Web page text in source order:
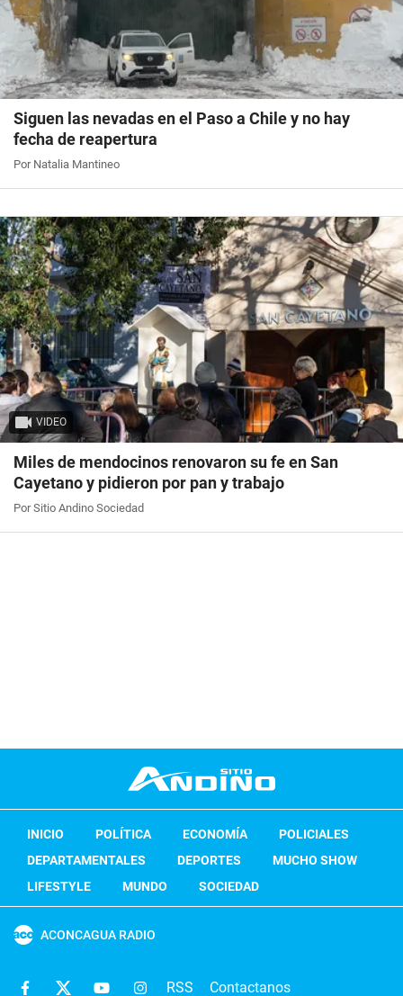
Siguen las nevadas en el Paso a Chile y no hay
fecha de reapertura
Por Natalia Mantineo
VIDEO
Miles de mendocinos renovaron su fe en San
Cayetano y pidieron por pan y trabajo
Por Sitio Andino Sociedad
INICIO POLÍTICA ECONOMÍA
POLICIALES
DEPARTAMENTALES
DEPORTES
MUCHO SHOW
LIFESTYLE
MUNDO SOCIEDAD
ACONCAGUA RADIO
RSS Contactanos